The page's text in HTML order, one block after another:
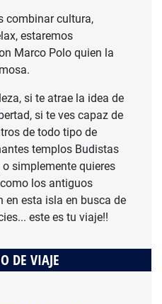
combinar cultura,
estaremos
Marco Polo quien la
si te atrae la idea de
si te ves capaz de
de todo tipo de
templos Budistas
simplemente quieres
los antiguos
en esta isla en busca de
este es tu viaje!!
DE VIAJE